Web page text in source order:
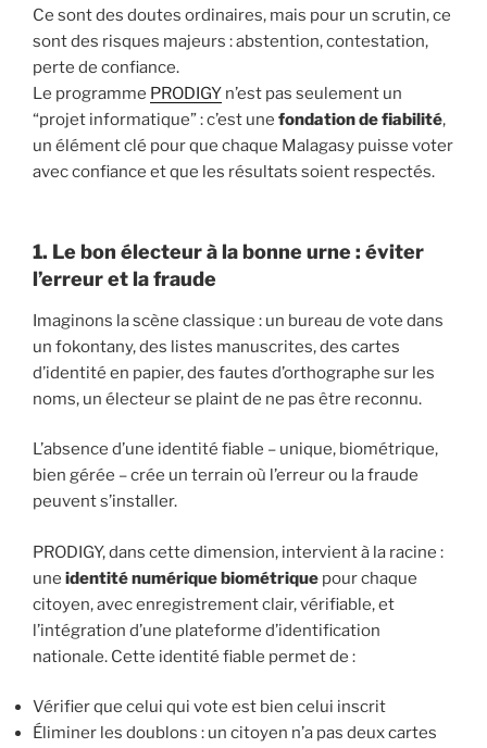
Ce sont des doutes ordinaires, mais pour un scrutin, ce
sont des risques majeurs : abstention, contestation,
perte de confiance.
Le programme PRODIGY n’est pas seulement un
“projet informatique” : c’est une fondation de fiabilité,
un élément clé pour que chaque Malagasy puisse voter
avec confiance et que les résultats soient respectés.
1. Le bon électeur à la bonne urne : éviter
l’erreur et la fraude
Imaginons la scène classique : un bureau de vote dans
un fokontany, des listes manuscrites, des cartes
d’identité en papier, des fautes d’orthographe sur les
noms, un électeur se plaint de ne pas être reconnu.
L’absence d’une identité fiable – unique, biométrique,
bien gérée – crée un terrain où l’erreur ou la fraude
peuvent s’installer.
PRODIGY, dans cette dimension, intervient à la racine :
une identité numérique biométrique pour chaque
citoyen, avec enregistrement clair, vérifiable, et
l’intégration d’une plateforme d’identification
nationale. Cette identité fiable permet de :
Vérifier que celui qui vote est bien celui inscrit
Éliminer les doublons : un citoyen n’a pas deux cartes